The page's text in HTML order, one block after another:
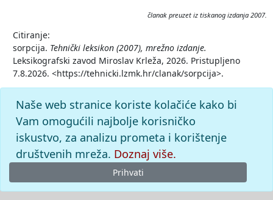
članak preuzet iz tiskanog izdanja 2007.
Citiranje:
sorpcija. Tehnički leksikon (2007), mrežno izdanje.
Leksikografski zavod Miroslav Krleža, 2026. Pristupljeno
7.8.2026. <https://tehnicki.lzmk.hr/clanak/sorpcija>.
Naše web stranice koriste kolačiće kako bi
Vam omogućili najbolje korisničko
iskustvo, za analizu prometa i korištenje
društvenih mreža. Doznaj više.
Prihvati
© 2026Leksikografski zavodMiroslav Krleža